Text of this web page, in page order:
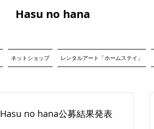
Hasu no hana
ネットショップ レンタルアート「ホームステイ」
Hasu no hana公募結果発表